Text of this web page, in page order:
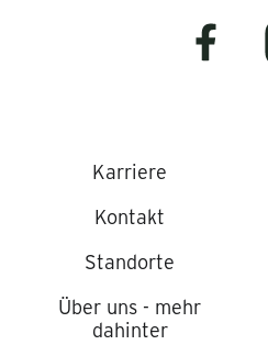
Karriere
Kontakt
Standorte
Über uns - mehr
dahinter